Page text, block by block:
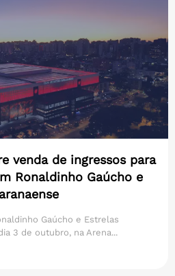
venda de ingressos para
Ronaldinho Gaúcho e
Gaúcho e Estrelas
3 de outubro, na Arena...